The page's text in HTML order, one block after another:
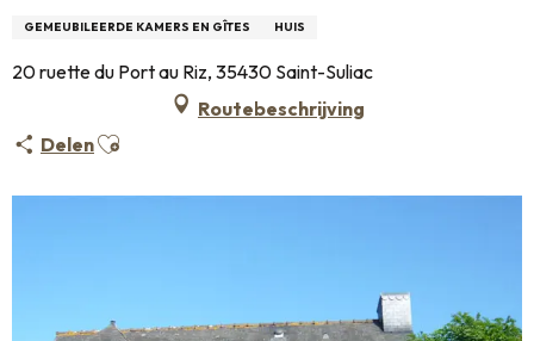
GEMEUBILEERDE KAMERS EN GÎTES HUIS
20 ruette du Port au Riz, 35430 Saint-Suliac
Routebeschrijving
DelenAjouter aux favoris